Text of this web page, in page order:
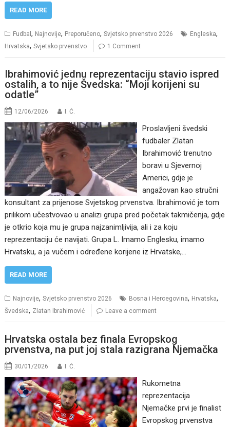
READ MORE
Fudbal, Najnovije, Preporučeno,Svjetsko prvenstvo 2026 Engleska,
Hrvatska,Svjetsko prvenstvo 1 Comment
Ibrahimović jednu reprezentaciju stavio ispred
ostalih, a to nije Švedska: “Moji korijeni su
odatle”
12/06/2026 I. Ć.
Proslavljeni švedski
fudbaler Zlatan
Ibrahimović trenutno
boravi u Sjevernoj
Americi, gdje je
angažovan kao stručni
konsultant za prijenose Svjetskog prvenstva. Ibrahimović je tom
prilikom učestvovao u analizi grupa pred početak takmičenja, gdje
je otkrio koja mu je grupa najzanimljivija, ali i za koju
reprezentaciju će navijati. Grupa L. Imamo Englesku, imamo
Hrvatsku, a ja vučem i određene korijene iz Hrvatske,…
READ MORE
Najnovije,Svjetsko prvenstvo 2026 Bosna i Hercegovina, Hrvatska,
Švedska, Zlatan Ibrahimović Leave a comment
Hrvatska ostala bez finala Evropskog
prvenstva, na put joj stala razigrana Njemačka
30/01/2026 I. Ć.
Rukometna
reprezentacija
Njemačke prvi je finalist
Evropskog prvenstva